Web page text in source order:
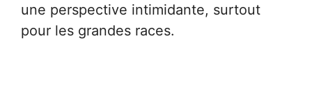
une perspective intimidante, surtout
pour les grandes races.